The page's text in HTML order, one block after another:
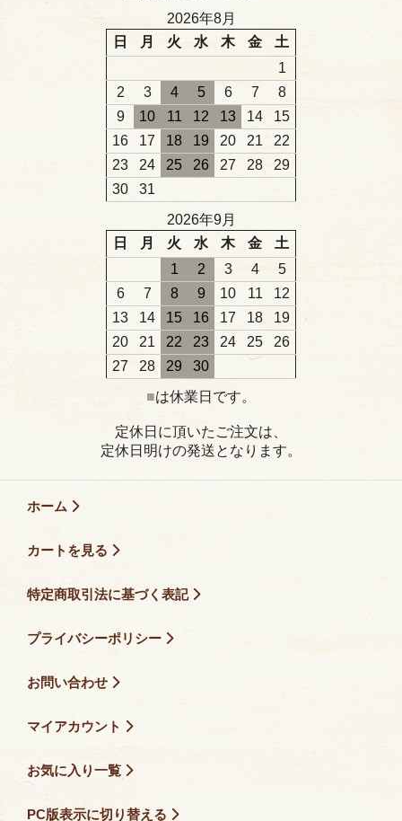
2026年8月
日
月 火 水 木 金
土
1
2
3 4 5 6 7
8
9
10 11 12 13 14
15
16
17 18 19 20 21
22
23
24 25 26 27 28
29
30
31
2026年9月
日
月 火 水 木 金
土
1
2 3 4
5
6
7 8 9 10 11
12
13
14 15 16 17 18
19
20
21 22 23 24 25
26
27
28 29
30
■は休業日です。
定休日に頂いたご注文は、
定休日明けの発送となります。
ホーム
カートを見る
特定商取引法に基づく表記
プライバシーポリシー
お問い合わせ
マイアカウント
お気に入り一覧
PC版表示に切り替える